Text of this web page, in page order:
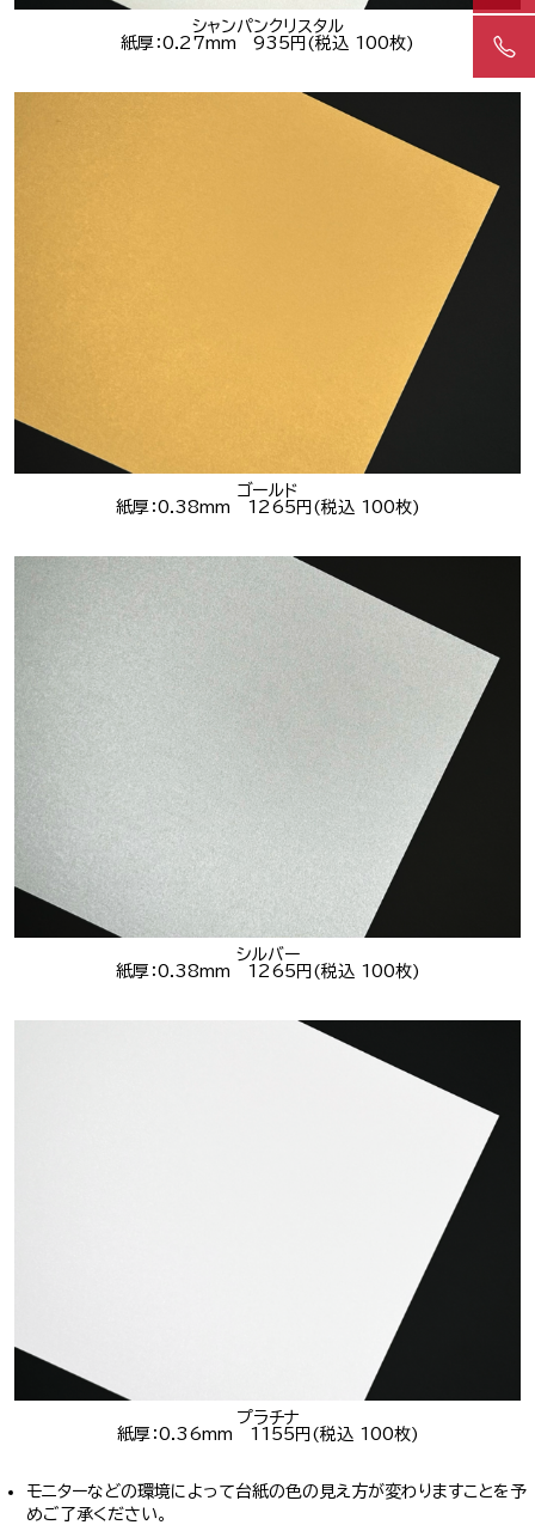
シャンパンクリスタル
紙厚：0.27mm 935円(税込 100枚)
ゴールド
紙厚：0.38mm 1265円(税込 100枚)
シルバー
紙厚：0.38mm 1265円(税込 100枚)
プラチナ
紙厚：0.36mm 1155円(税込 100枚)
モニターなどの環境によって台紙の色の見え方が変わりますことを予
めご了承ください。